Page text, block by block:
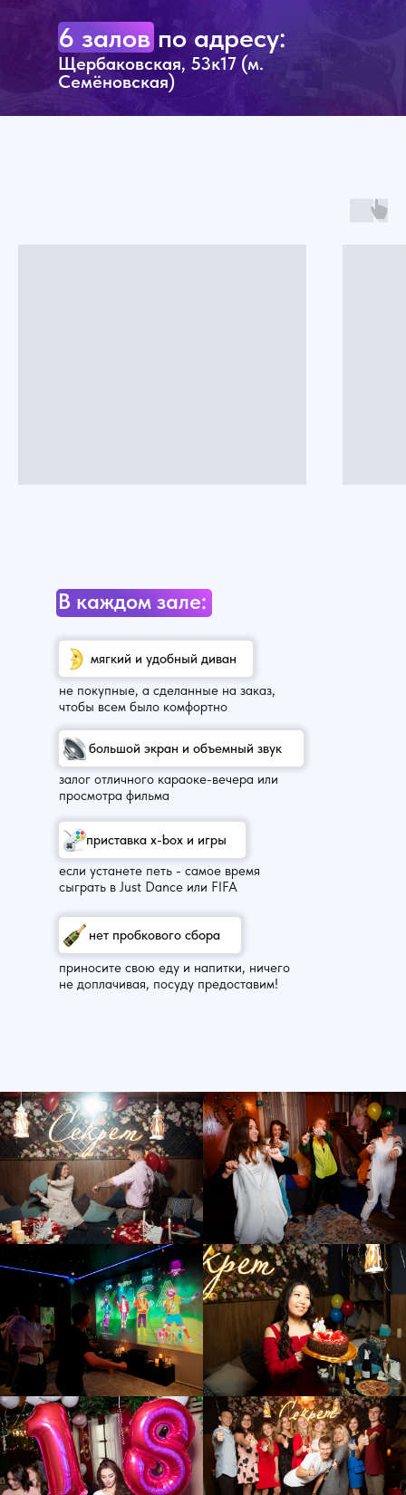
6 залов по адресу:
Щербаковская, 53к17 (м.
Семёновская)
не покупные, а сделанные на заказ,
чтобы всем было комфортно
залог отличного караоке-вечера или
просмотра фильма
если устанете петь - самое время
сыграть в Just Dance или FIFA
приносите свою еду и напитки, ничего
не доплачивая, посуду предоставим!
В каждом зале:
большой экран и объемный звук
мягкий и удобный диван
приставка x-box и игры
нет пробкового сбора